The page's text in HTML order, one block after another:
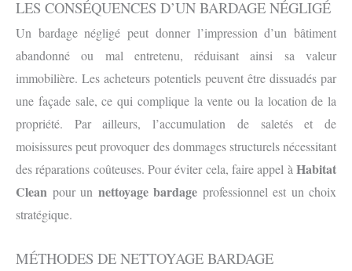
LES CONSÉQUENCES D’UN BARDAGE NÉGLIGÉ
Un bardage négligé peut donner l’impression d’un bâtiment
abandonné ou mal entretenu, réduisant ainsi sa valeur
immobilière. Les acheteurs potentiels peuvent être dissuadés par
une façade sale, ce qui complique la vente ou la location de la
propriété. Par ailleurs, l’accumulation de saletés et de
moisissures peut provoquer des dommages structurels nécessitant
des réparations coûteuses. Pour éviter cela, faire appel à Habitat
Clean pour un nettoyage bardage professionnel est un choix
stratégique.
MÉTHODES DE NETTOYAGE BARDAGE